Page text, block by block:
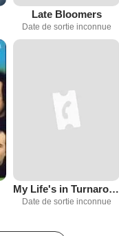
Late Bloomers
Date de sortie inconnue
My Life's in Turnaround
Date de sortie inconnue